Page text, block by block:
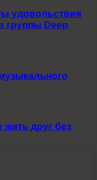
удовольствия
группы Deep
друг без